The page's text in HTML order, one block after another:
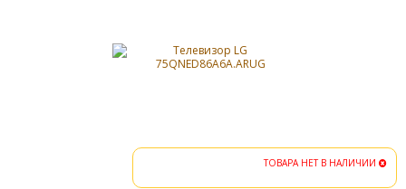
ТОВАРА НЕТ В НАЛИЧИИ